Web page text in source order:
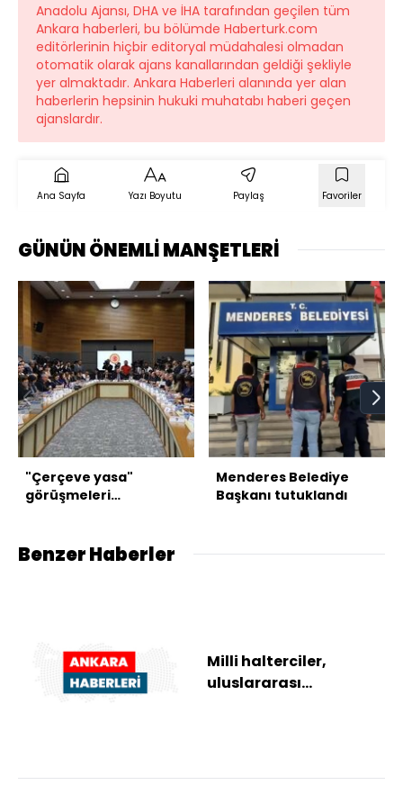
Anadolu Ajansı, DHA ve İHA tarafından geçilen tüm
Ankara haberleri, bu bölümde Haberturk.com
editörlerinin hiçbir editoryal müdahalesi olmadan
otomatik olarak ajans kanallarından geldiği şekliyle
yer almaktadır. Ankara Haberleri alanında yer alan
haberlerin hepsinin hukuki muhatabı haberi geçen
ajanslardır.
Ana Sayfa Yazı Boyutu Paylaş Favoriler
GÜNÜN ÖNEMLİ MANŞETLERİ
"Çerçeve yasa"
görüşmeleri
Menderes Belediye
Başkanı tutuklandı
Benzer Haberler
Milli halterciler,
uluslararası